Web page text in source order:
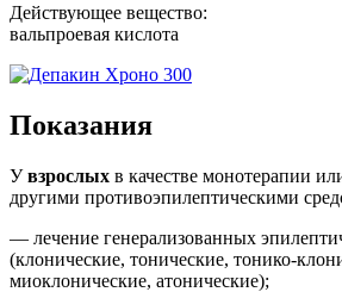
Действующее вещество:
вальпроевая кислота
Показания
Увзрослых в качестве монотерапии
другими противоэпилептическими
— лечение генерализованных
(клонические, тонические, тонико-
миоклонические, атонические);